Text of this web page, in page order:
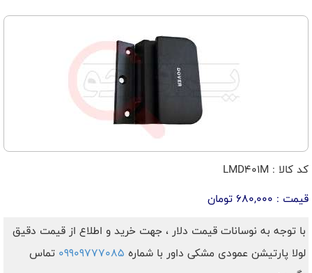
کد کالا : LMD401M
قیمت : 680,000 تومان
با توجه به نوسانات قیمت دلار ، جهت خرید و اطلاع از قیمت دقیق
لولا پارتیشن عمودی مشکی داور با شماره 09909777085 تماس